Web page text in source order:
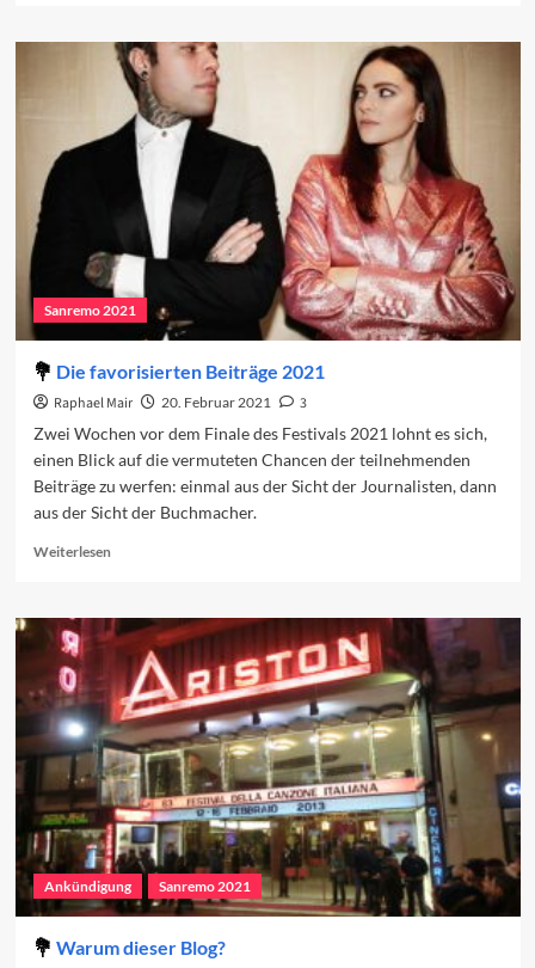
Nuove
Proposte:
Wer
macht
das
Rennen?
Sanremo 2021
Die favorisierten Beiträge 2021
Raphael Mair 20. Februar 2021
3
Zwei Wochen vor dem Finale des Festivals 2021 lohnt es sich,
einen Blick auf die vermuteten Chancen der teilnehmenden
Beiträge zu werfen: einmal aus der Sicht der Journalisten, dann
aus der Sicht der Buchmacher.
WeiterlesenRead
Die
favorisierten
Beiträge
2021
Ankündigung Sanremo 2021
Warum dieser Blog?